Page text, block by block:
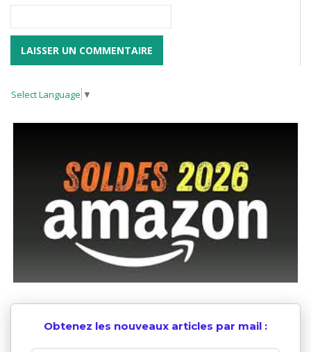
Select Language ▼
Obtenez les nouveaux articles par mail :